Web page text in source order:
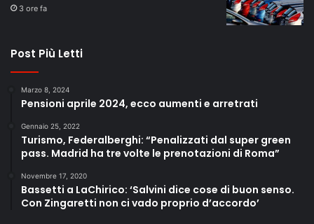
3 ore fa
Post Più Letti
Marzo 8, 2024
Pensioni aprile 2024, ecco aumenti e arretrati
Gennaio 25, 2022
Turismo, Federalberghi: “Penalizzati dal super green
pass. Madrid ha tre volte le prenotazioni di Roma”
Novembre 17, 2020
Bassetti a LaChirico: ‘Salvini dice cose di buon senso.
Con Zingaretti non ci vado proprio d’accordo’